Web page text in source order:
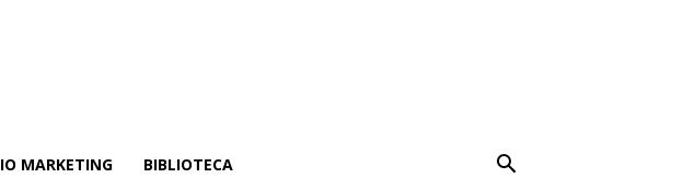
MARKETING BIBLIOTECA